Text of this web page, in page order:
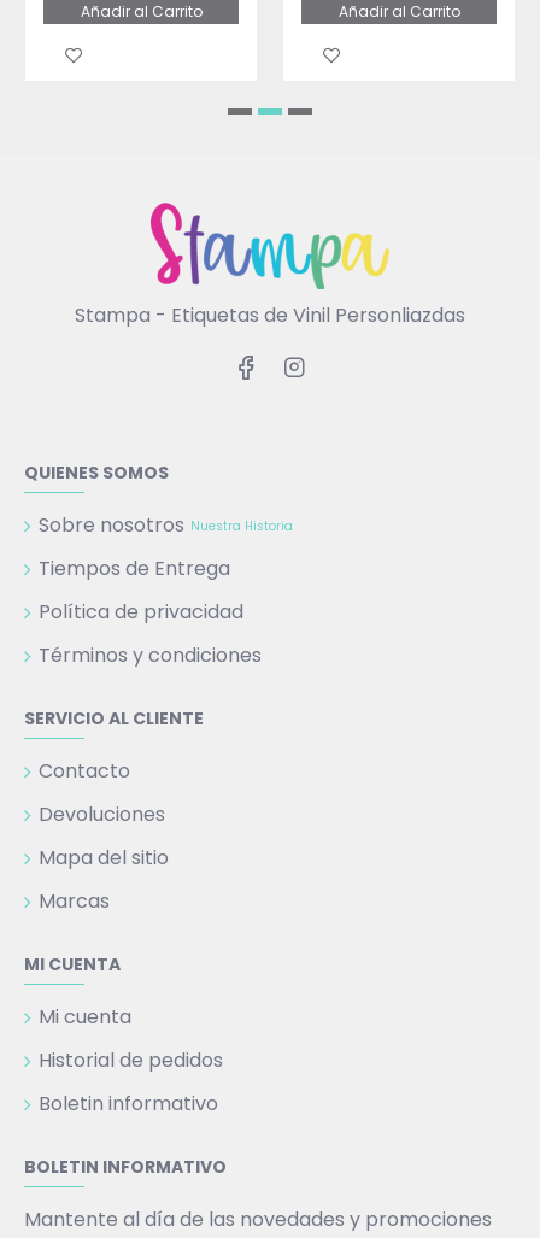
Añadir al Carrito Añadir al Carrito
Stampa - Etiquetas de Vinil Personliazdas
QUIENES SOMOS
Sobre nosotros Nuestra Historia
Tiempos de Entrega
Política de privacidad
Términos y condiciones
SERVICIO AL CLIENTE
Contacto
Devoluciones
Mapa del sitio
Marcas
MI CUENTA
Mi cuenta
Historial de pedidos
Boletin informativo
BOLETIN INFORMATIVO
Mantente al día de las novedades y promociones